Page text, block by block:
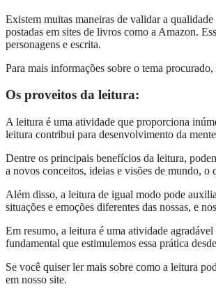
Existem muitas maneiras de validar a
postadas em sites de livros como a Amazon.
personagens e escrita.
Para mais informações sobre o tema
Os proveitos da leitura:
A leitura é uma atividade que proporciona
leitura contribui para desenvolvimento da
Dentre os principais benefícios da leitura,
a novos conceitos, ideias e visões de mundo,
Além disso, a leitura de igual modo pode
situações e emoções diferentes das nossas, e
Em resumo, a leitura é uma atividade
fundamental que estimulemos essa prática
Se você quiser ler mais sobre como a leitura
em nosso site.